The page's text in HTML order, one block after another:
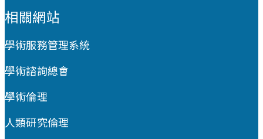
相關網站
學術服務管理系統
學術諮詢總會
學術倫理
人類研究倫理